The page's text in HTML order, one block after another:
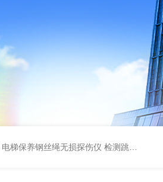
电梯保养钢丝绳无损探伤仪 检测跳丝/断丝